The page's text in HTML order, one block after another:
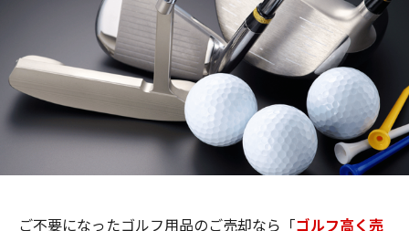
ご不要になったゴルフ用品のご売却なら「ゴルフ高く売